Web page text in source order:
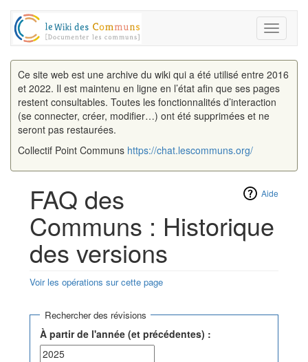
Toggle
Ce site web est une archive du wiki qui a été utilisé entre 2016
et 2022. Il est maintenu en ligne en l’état afin que ses pages
restent consultables. Toutes les fonctionnalités d’interaction
(se connecter, créer, modifier…) ont été supprimées et ne
seront pas restaurées.
Collectif Point Communs https://chat.lescommuns.org/
Aide
FAQ des
Communs : Historique
des versions
Voir les opérations sur cette page
Rechercher des révisions
À partir de l'année (et précédentes) :